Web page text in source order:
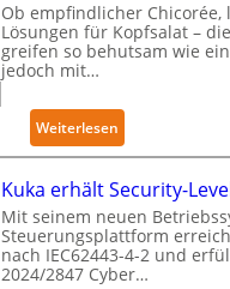
Ob empfindlicher
Lösungen für Kopfsalat –
greifen so behutsam wie
jedoch mit…
Weiterlesen:
S
n
s
i
b
Kuka erhält Security-
Mit seinem neuen
Steuerungsplattform
nach IEC62443-4-2 und
2024/2847 Cyber…